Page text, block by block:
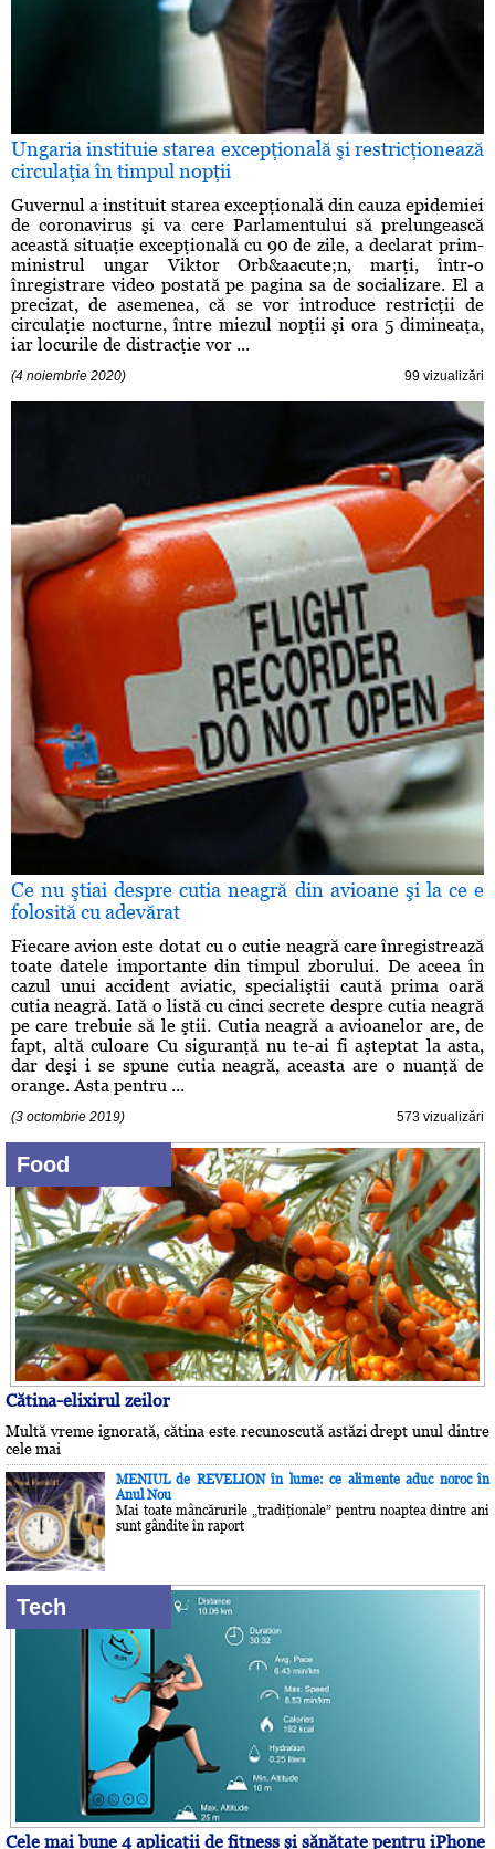
Ungaria instituie starea excepţională şi restricţionează
circulaţia în timpul nopţii
Guvernul a instituit starea excepţională din cauza epidemiei
de coronavirus şi va cere Parlamentului să prelungească
această situaţie excepţională cu 90 de zile, a declarat prim-
ministrul ungar Viktor Orb&aacute;n, marţi, într-o
înregistrare video postată pe pagina sa de socializare. El a
precizat, de asemenea, că se vor introduce restricţii de
circulaţie nocturne, între miezul nopţii şi ora 5 dimineaţa,
iar locurile de distracţie vor ...
(4 noiembrie 2020) 99 vizualizări
Ce nu ştiai despre cutia neagră din avioane şi la ce e
folosită cu adevărat
Fiecare avion este dotat cu o cutie neagră care înregistrează
toate datele importante din timpul zborului. De aceea în
cazul unui accident aviatic, specialiştii caută prima oară
cutia neagră. Iată o listă cu cinci secrete despre cutia neagră
pe care trebuie să le ştii. Cutia neagră a avioanelor are, de
fapt, altă culoare Cu siguranţă nu te-ai fi aşteptat la asta,
dar deşi i se spune cutia neagră, aceasta are o nuanţă de
orange. Asta pentru ...
(3 octombrie 2019) 573 vizualizări
Food
Cătina-elixirul zeilor
Multă vreme ignorată, cătina este recunoscută astăzi drept unul dintre
cele mai
MENIUL de REVELION în lume: ce alimente aduc noroc în
Anul Nou
Mai toate mâncărurile „tradiţionale” pentru noaptea dintre ani
sunt gândite în raport
Tech
Cele mai bune 4 aplicaţii de fitness şi sănătate pentru iPhone